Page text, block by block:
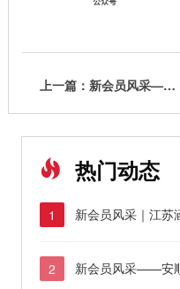
上一篇：新会员风采——秦皇岛秦皇国际大酒店
热门动态
1 新会员风采｜江苏
2 新会员风采——安